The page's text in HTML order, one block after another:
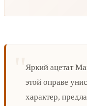
Яркий ацетат
этой оправе
характер,